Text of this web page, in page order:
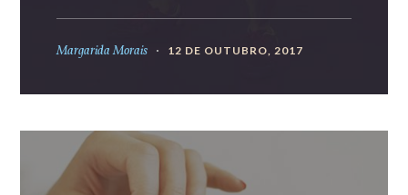
Margarida Morais 12 DE OUTUBRO, 2017